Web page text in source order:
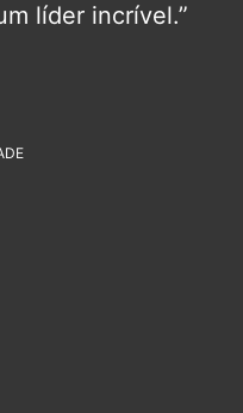
líder incrível.”